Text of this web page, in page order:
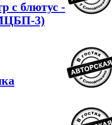
с блютус -
3)